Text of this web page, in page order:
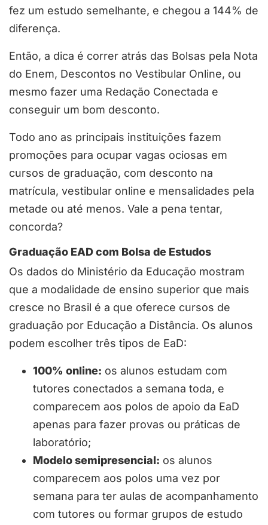
fez um estudo semelhante, e chegou a 144% de
diferença.
Então, a dica é correr atrás das Bolsas pela Nota
do Enem, Descontos no Vestibular Online, ou
mesmo fazer uma Redação Conectada e
conseguir um bom desconto.
Todo ano as principais instituições fazem
promoções para ocupar vagas ociosas em
cursos de graduação, com desconto na
matrícula, vestibular online e mensalidades pela
metade ou até menos. Vale a pena tentar,
concorda?
Graduação EAD com Bolsa de Estudos
Os dados do Ministério da Educação mostram
que a modalidade de ensino superior que mais
cresce no Brasil é a que oferece cursos de
graduação por Educação a Distância. Os alunos
podem escolher três tipos de EaD:
100% online: os alunos estudam com
tutores conectados a semana toda, e
comparecem aos polos de apoio da EaD
apenas para fazer provas ou práticas de
laboratório;
Modelo semipresencial: os alunos
comparecem aos polos uma vez por
semana para ter aulas de acompanhamento
com tutores ou formar grupos de estudo